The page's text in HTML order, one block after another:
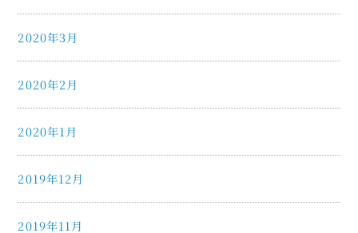
2020年3月
2020年2月
2020年1月
2019年12月
2019年11月